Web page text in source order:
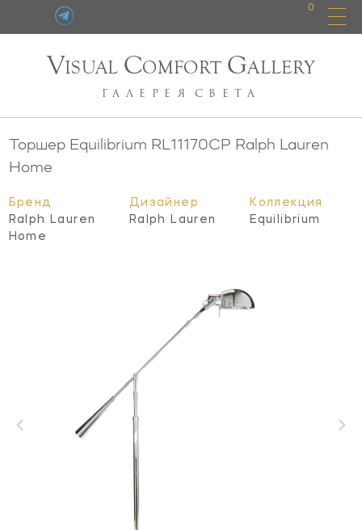
0
VISUAL COMFORT GALLERY
ГАЛЕРЕЯ СВЕТА
Торшер Equilibrium RL11170CP Ralph Lauren
Home
Бренд
Ralph Lauren
Home
Дизайнер
Ralph Lauren
Коллекция
Equilibrium